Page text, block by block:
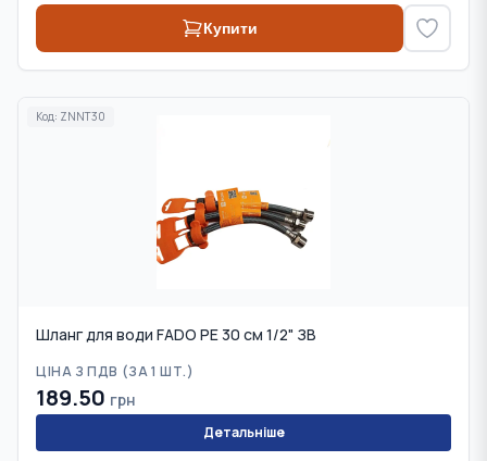
Купити
Код: ZNNT30
Шланг для води FADO PE 30 см 1/2" ЗВ
ЦІНА З ПДВ (ЗА 1 ШТ.)
189.50 грн
Детальніше